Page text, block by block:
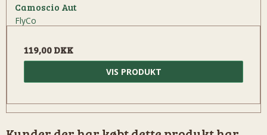
Camoscio Aut
FlyCo
119,00 DKK
VIS PRODUKT